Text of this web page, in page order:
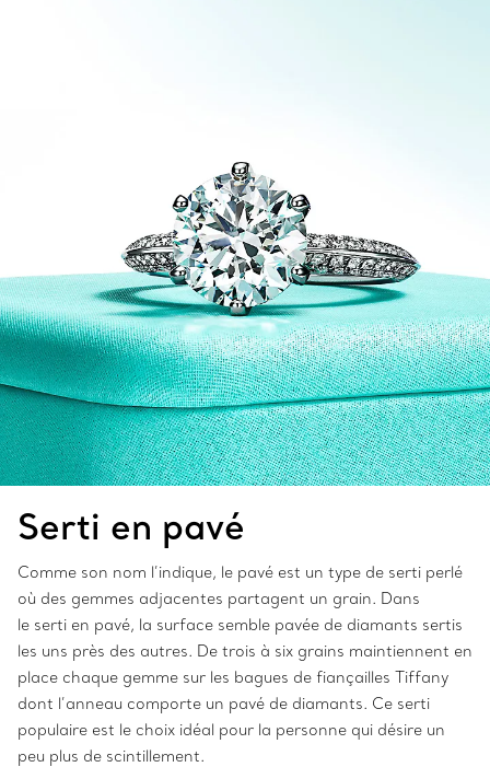
Serti en pavé
Comme son nom l’indique, le pavé est un type de serti perlé
où des gemmes adjacentes partagent un grain. Dans
le serti en pavé, la surface semble pavée de diamants sertis
les uns près des autres. De trois à six grains maintiennent en
place chaque gemme sur les bagues de fiançailles Tiffany
dont l’anneau comporte un pavé de diamants. Ce serti
populaire est le choix idéal pour la personne qui désire un
peu plus de scintillement.